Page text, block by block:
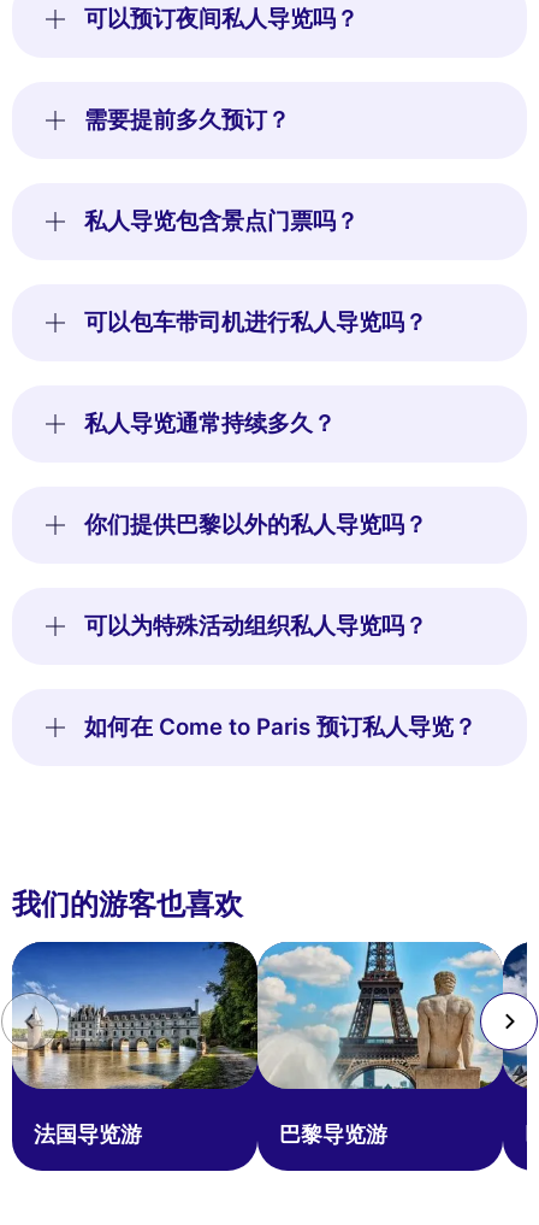
可以预订夜间私人导览吗？
需要提前多久预订？
私人导览包含景点门票吗？
可以包车带司机进行私人导览吗？
私人导览通常持续多久？
你们提供巴黎以外的私人导览吗？
可以为特殊活动组织私人导览吗？
如何在 Come to Paris 预订私人导览？
我们的游客也喜欢
法国导览游 巴黎导览游